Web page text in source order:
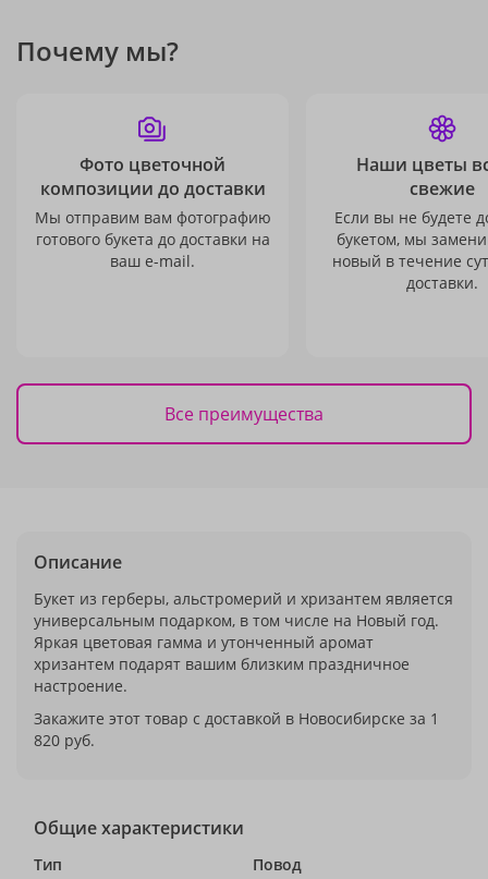
Почему мы?
Фото цветочной
композиции до доставки
Мы отправим вам фотографию
готового букета до доставки на
ваш e-mail.
Наши цветы
свежие
Если вы не будете
букетом, мы
новый в течение
доставки.
Все преимущества
Описание
Букет из герберы, альстромерий и хризантем является
универсальным подарком, в том числе на Новый год.
Яркая цветовая гамма и утонченный аромат
хризантем подарят вашим близким праздничное
настроение.
Закажите этот товар с доставкой в Новосибирске за 1
820 руб.
Общие характеристики
Тип
Повод